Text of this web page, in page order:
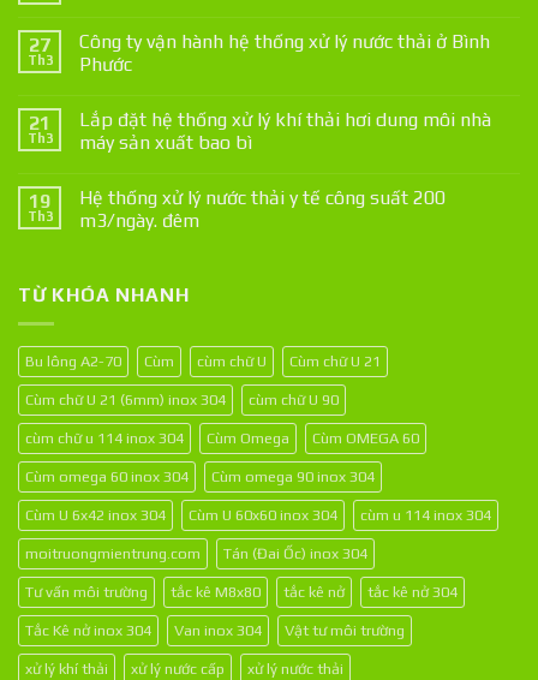
27
Th3
Công ty vận hành hệ thống xử lý nước thải ở Bình
Phước
21
Th3
Lắp đặt hệ thống xử lý khí thải hơi dung môi nhà
máy sản xuất bao bì
19
Th3
Hệ thống xử lý nước thải y tế công suất 200
m3/ngày. đêm
TỪ KHÓA NHANH
Bu lông A2-70 Cùm cùm chữ U Cùm chữ U 21
Cùm chữ U 21 (6mm) inox 304 cùm chữ U 90
cùm chữ u 114 inox 304 Cùm Omega Cùm OMEGA 60
Cùm omega 60 inox 304 Cùm omega 90 inox 304
Cùm U 6x42 inox 304 Cùm U 60x60 inox 304 cùm u 114 inox 304
moitruongmientrung.com Tán (Đai Ốc) inox 304
Tư vấn môi trường tắc kê M8x80 tắc kê nở tắc kê nở 304
Tắc Kê nở inox 304 Van inox 304 Vật tư môi trường
xử lý khí thải xử lý nước cấp xử lý nước thải